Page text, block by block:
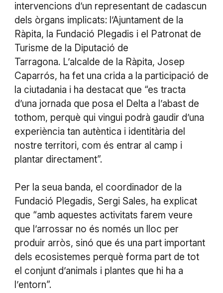
intervencions d’un representant de cadascun
dels òrgans implicats: l’Ajuntament de la
Ràpita, la Fundació Plegadis i el Patronat de
Turisme de la Diputació de
Tarragona. L’alcalde de la Ràpita, Josep
Caparrós, ha fet una crida a la participació de
la ciutadania i ha destacat que “es tracta
d’una jornada que posa el Delta a l’abast de
tothom, perquè qui vingui podrà gaudir d’una
experiència tan autèntica i identitària del
nostre territori, com és entrar al camp i
plantar directament”.
Per la seua banda, el coordinador de la
Fundació Plegadis, Sergi Sales, ha explicat
que “amb aquestes activitats farem veure
que l’arrossar no és només un lloc per
produir arròs, sinó que és una part important
dels ecosistemes perquè forma part de tot
el conjunt d’animals i plantes que hi ha a
l’entorn”.